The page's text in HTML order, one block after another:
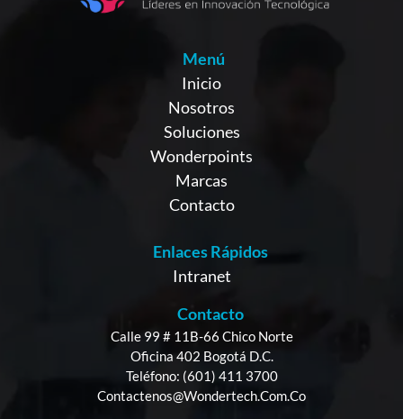
Menú
Inicio
Nosotros
Soluciones
Wonderpoints
Marcas
Contacto
Enlaces Rápidos
Intranet
Contacto
Calle 99 # 11B-66 Chico Norte
Oficina 402 Bogotá D.C.
Teléfono: (601) 411 3700
Contactenos@wondertech.com.co